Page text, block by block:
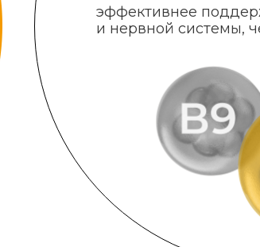
эффективнее
и нервной системы,